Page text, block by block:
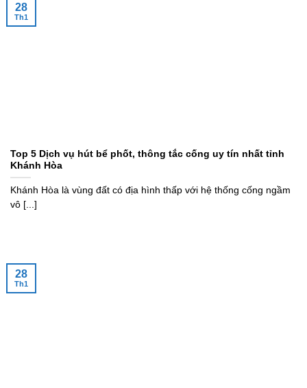
Top 5 Dịch vụ hút bể phốt, thông tắc cống uy tín nhất tỉnh
Khánh Hòa
Khánh Hòa là vùng đất có địa hình thấp với hệ thống cống ngầm
vô [...]
28
Th1
28
Th1